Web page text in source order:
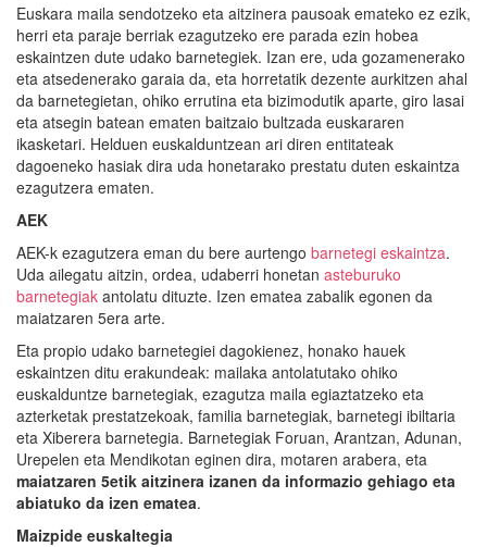
Euskara maila sendotzeko eta aitzinera pausoak emateko ez ezik,
herri eta paraje berriak ezagutzeko ere parada ezin hobea
eskaintzen dute udako barnetegiek. Izan ere, uda gozamenerako
eta atsedenerako garaia da, eta horretatik dezente aurkitzen ahal
da barnetegietan, ohiko errutina eta bizimodutik aparte, giro lasai
eta atsegin batean ematen baitzaio bultzada euskararen
ikasketari. Helduen euskalduntzean ari diren entitateak
dagoeneko hasiak dira uda honetarako prestatu duten eskaintza
ezagutzera ematen.
AEK
AEK-k ezagutzera eman du bere aurtengo barnetegi eskaintza.
Uda ailegatu aitzin, ordea, udaberri honetan asteburuko
barnetegiak antolatu dituzte. Izen ematea zabalik egonen da
maiatzaren 5era arte.
Eta propio udako barnetegiei dagokienez, honako hauek
eskaintzen ditu erakundeak: mailaka antolatutako ohiko
euskalduntze barnetegiak, ezagutza maila egiaztatzeko eta
azterketak prestatzekoak, familia barnetegiak, barnetegi ibiltaria
eta Xiberera barnetegia. Barnetegiak Foruan, Arantzan, Adunan,
Urepelen eta Mendikotan eginen dira, motaren arabera, eta
maiatzaren 5etik aitzinera izanen da informazio gehiago eta
abiatuko da izen ematea.
Maizpide euskaltegia